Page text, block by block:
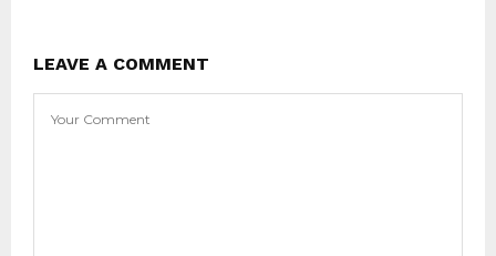
LEAVE A COMMENT